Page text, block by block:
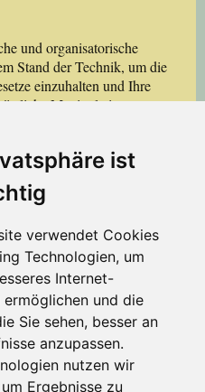
ist
verwendet Cookies
Technologien, um
Internet-
ermöglichen und die
Sie sehen, besser an
anzupassen.
nutzen wir
Ergebnisse zu
und organisatorische
Stand der Technik, um die
einzuhalten und Ihre
Manipulationen,
Zerstörung oder gegen
schützen.
Datenschutzerklärung
gültig und hat den
gesetzlicher bzw.
werden, diese
mit Hilfe von SOS Recht
finden Sie hier.
Rechtsanwälte